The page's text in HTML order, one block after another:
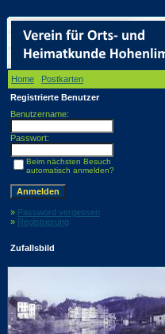
Home Postkarten
Registrierte Benutzer
Benutzername:
Passwort:
Beim nächsten Besuch
automatisch anmelden?
» Password vergessen
» Registrierung
Zufallsbild